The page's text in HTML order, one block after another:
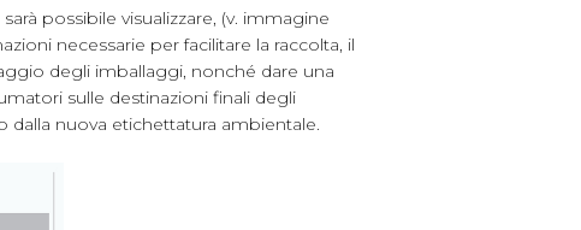
possibile visualizzare, (v. immagine
necessarie per facilitare la raccolta, il
degli imballaggi, nonché dare una
sulle destinazioni finali degli
dalla nuova etichettatura ambientale.